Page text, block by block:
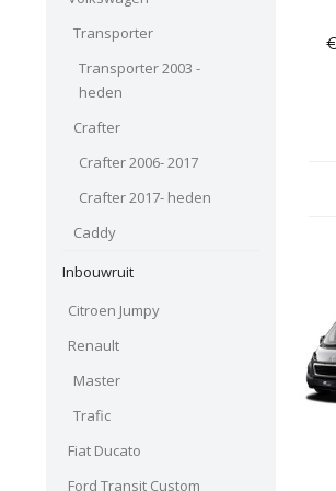
Transporter
Transporter 2003 -
heden
Crafter
Crafter 2006- 2017
Crafter 2017- heden
Caddy
Inbouwruit
Citroen Jumpy
Renault
Master
Trafic
Fiat Ducato
Ford Transit Custom